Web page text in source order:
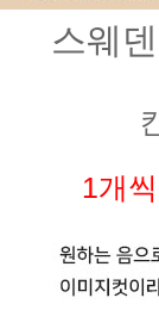
스웨
1개